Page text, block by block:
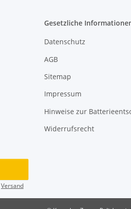
Gesetzliche
Datenschutz
AGB
Sitemap
Impressum
Hinweise zur
Widerrufsrecht
Versand